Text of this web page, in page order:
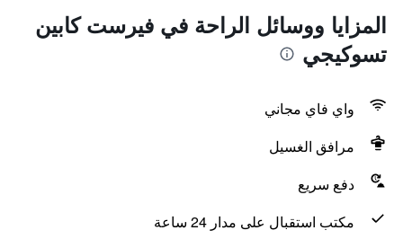
المزايا ووسائل الراحة في فيرست كابين
تسوكيجي
واي فاي مجاني
مرافق الغسيل
دفع سريع
مكتب استقبال على مدار 24 ساعة